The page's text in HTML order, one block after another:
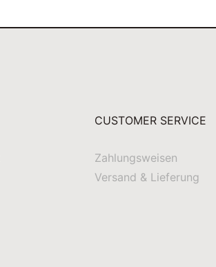
CUSTOMER SERVICE
Zahlungsweisen
Versand & Lieferung